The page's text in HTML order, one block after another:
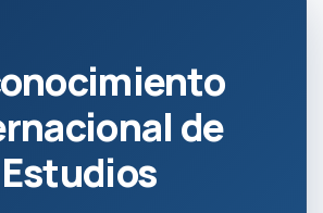
de
Estudios